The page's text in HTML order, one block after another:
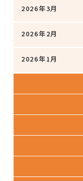
2026年3月
2026年2月
2026年1月